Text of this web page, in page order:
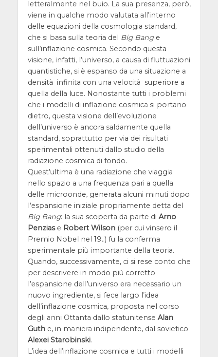
letteralmente nel buio. La sua presenza, però,
viene in qualche modo valutata all’interno
delle equazioni della cosmologia standard,
che si basa sulla teoria del Big Bange
sull’inflazione cosmica. Secondo questa
visione, infatti, l’universo, a causa di fluttuazioni
quantistiche, si è espanso da una situazione a
densità infinita con una velocità superiore a
quella della luce. Nonostante tutti i problemi
che i modelli di inflazione cosmica si portano
dietro, questa visione dell’evoluzione
dell’universo è ancora saldamente quella
standard, soprattutto per via dei risultati
sperimentali ottenuti dallo studio della
radiazione cosmica di fondo.
Quest’ultima è una radiazione che viaggia
nello spazio a una frequenza pari a quella
delle microonde, generata alcuni minuti dopo
l’espansione iniziale propriamente detta del
Big Bang: la sua scoperta da parte di Arno
Penziase Robert Wilson(per cui vinsero il
Premio Nobel nel 19..) fu la conferma
sperimentale più importante della teoria.
Quando, successivamente, ci si rese conto che
per descrivere in modo più corretto
l’espansione dell’universo era necessario un
nuovo ingrediente, si fece largo l’idea
dell’inflazione cosmica, proposta nel corso
degli anni Ottanta dallo statunitense Alan
Guthe, in maniera indipendente, dal sovietico
Alexei Starobinski.
L’idea dell’inflazione cosmica e tutti i modelli